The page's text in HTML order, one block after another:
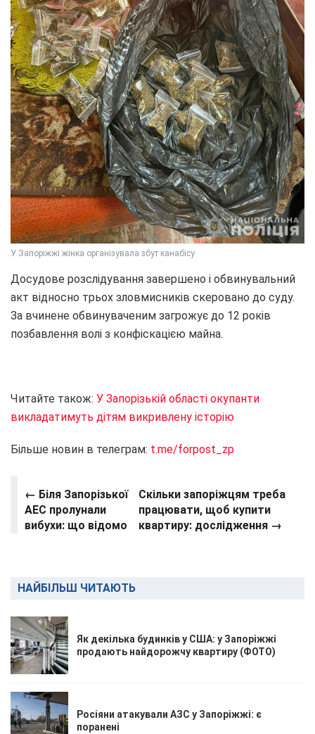
У Запоріжжі жінка організувала збут канабісу
Досудове розслідування завершено і обвинувальний
акт відносно трьох зловмисників скеровано до суду.
За вчинене обвинуваченим загрожує до 12 років
позбавлення волі з конфіскацією майна.
Читайте також: У Запорізькій області окупанти
викладатимуть дітям викривлену історію
Більше новин в телеграм: t.me/forpost_zp
← Біля Запорізької
АЕС пролунали
вибухи: що відомо
Скільки запоріжцям треба
працювати, щоб купити
квартиру: дослідження →
НАЙБІЛЬШ ЧИТАЮТЬ
Як декілька будинків у США: у Запоріжжі
продають найдорожчу квартиру (ФОТО)
Росіяни атакували АЗС у Запоріжжі: є
поранені